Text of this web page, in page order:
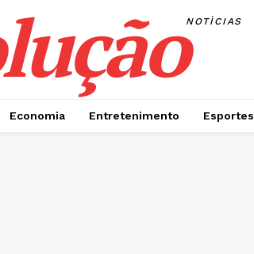
NOTÌCIAS
Economia Entretenimento Esportes